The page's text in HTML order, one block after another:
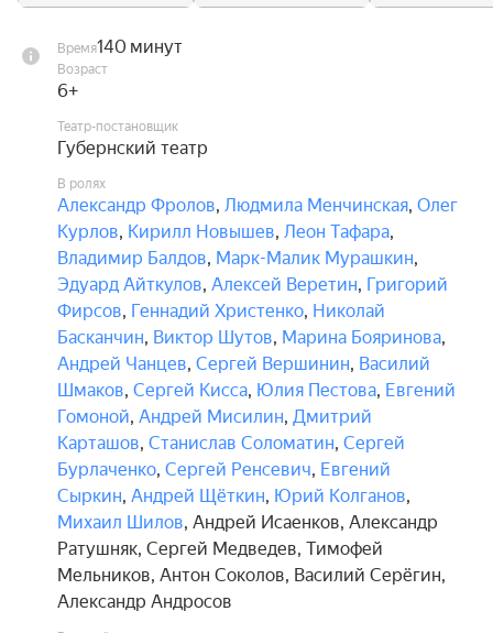
судового кока Сильвера он отправляется на
поиски острова, на котором спрятаны
сокровища капитана пиратов Флинта. Джиму
предстоит раскрыть пиратский заговор, спасти
команду от неминуемой гибели, вместе со
своими спутниками стать обладателем
самое дорогое на свете — это не золото и
серебро, а храбрость, мужество, взаимовыручка
и верные друзья.
В спектакле звучит музыка в оригинальном
исполнении Губернаторского оркестра
Московской области.
В спектакле используется ирландская народная
музыка: песня Ta mo Chleamhnas a Dheanamh, The
Basket of Oysters (соло на скрипке).
Спектакль идёт с одним антрактом.
В составе исполнителей возможны изменения
без дополнительного уведомления.
Время140 минут
Возраст
6+
Театр-постановщик
Губернский театр
В ролях
Александр Фролов, Людмила Менчинская, Олег
Курлов, Кирилл Новышев, Леон Тафара,
Владимир Балдов, Марк-Малик Мурашкин,
Эдуард Айткулов, Алексей Веретин, Григорий
Фирсов, Геннадий Христенко, Николай
Басканчин, Виктор Шутов, Марина Бояринова,
Андрей Чанцев, Сергей Вершинин, Василий
Шмаков, Сергей Кисса, Юлия Пестова, Евгений
Гомоной, Андрей Мисилин, Дмитрий
Карташов, Станислав Соломатин, Сергей
Бурлаченко, Сергей Ренсевич, Евгений
Сыркин, Андрей Щёткин, Юрий Колганов,
Михаил Шилов, Андрей Исаенков, Александр
Ратушняк, Сергей Медведев, Тимофей
Мельников, Антон Соколов, Василий Серёгин,
Александр Андросов